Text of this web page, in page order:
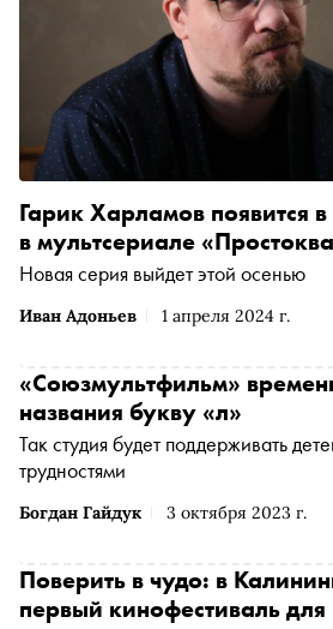
Иван Адоньев 1 апреля 2024 г.
Гарик Харламов появится
в мультсериале
Новая серия выйдет этой осенью
Богдан Гайдук 3 октября 2023 г.
«Союзмультфильм»
названия букву «л»
Так студия будет поддерживать
трудностями
Поверить в чудо: в
первый кинофестиваль для